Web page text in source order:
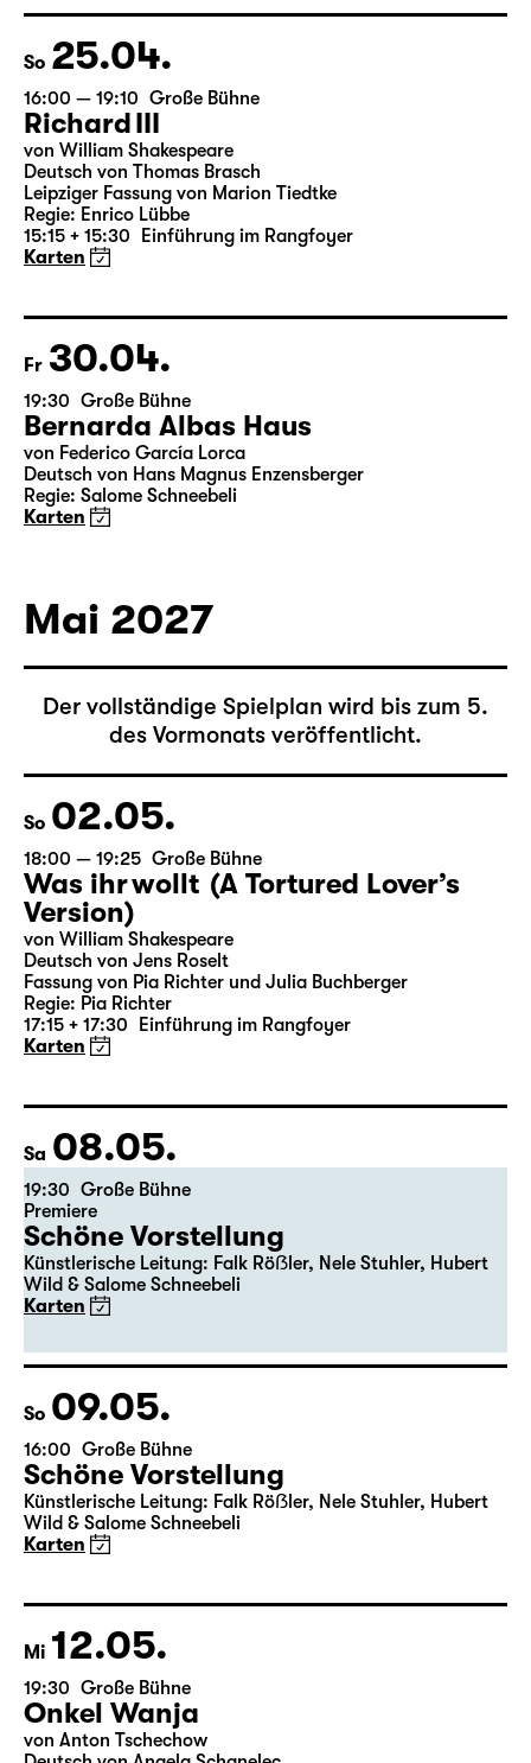
18:45 + 19:00 Einführung im Rangfoyer
Karten
So 25.04.
16:00 — 19:10 Große Bühne
Richard III
von William Shakespeare
Deutsch von Thomas Brasch
15:15 + 15:30 Einführung im Rangfoyer
Karten
Fr 30.04.
19:30 Große Bühne
Bernarda Albas Haus
Karten
Mai 2027
Der vollständige Spielplan wird bis zum 5.
des Vormonats veröffentlicht.
So 02.05.
18:00 — 19:25 Große Bühne
Was ihr wollt (A Tortured Lover’s
Version)
von William Shakespeare
Deutsch von Jens Roselt
17:15 + 17:30 Einführung im Rangfoyer
Karten
Sa 08.05.
19:30
Große Bühne
Premiere
Schöne Vorstellung
Künstlerische Leitung: Falk Röẞler, Nele Stuhler, Hubert
Wild & Salome Schneebeli
Karten
So 09.05.
16:00 Große Bühne
Schöne Vorstellung
Wild & Salome Schneebeli
Karten
Mi 12.05.